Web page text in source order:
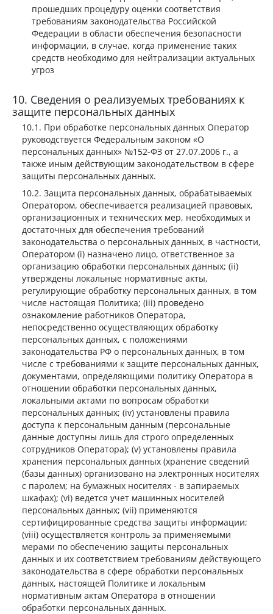
прошедших процедуру оценки соответствия
требованиям законодательства Российской
Федерации в области обеспечения безопасности
информации, в случае, когда применение таких
средств необходимо для нейтрализации актуальных
угроз
Сведения о реализуемых требованиях к
защите персональных данных
При обработке персональных данных Оператор
руководствуется Федеральным законом «О
персональных данных» №152-ФЗ от 27.07.2006 г., а
также иным действующим законодательством в сфере
защиты персональных данных.
Защита персональных данных, обрабатываемых
Оператором, обеспечивается реализацией правовых,
организационных и технических мер, необходимых и
достаточных для обеспечения требований
законодательства о персональных данных, в частности,
Оператором (i) назначено лицо, ответственное за
организацию обработки персональных данных; (ii)
утверждены локальные нормативные акты,
регулирующие обработку персональных данных, в том
числе настоящая Политика; (iii) проведено
ознакомление работников Оператора,
непосредственно осуществляющих обработку
персональных данных, с положениями
законодательства РФ о персональных данных, в том
числе с требованиями к защите персональных данных,
документами, определяющими политику Оператора в
отношении обработки персональных данных,
локальными актами по вопросам обработки
персональных данных; (iv) установлены правила
доступа к персональным данным (персональные
данные доступны лишь для строго определенных
сотрудников Оператора); (v) установлены правила
хранения персональных данных (хранение сведений
(базы данных) организовано на электронных носителях
с паролем; на бумажных носителях - в запираемых
шкафах); (vi) ведется учет машинных носителей
персональных данных; (vii) применяются
сертифицированные средства защиты информации;
(viii) осуществляется контроль за применяемыми
мерами по обеспечению защиты персональных
данных и их соответствием требованиям действующего
законодательства в сфере обработки персональных
данных, настоящей Политике и локальным
нормативным актам Оператора в отношении
обработки персональных данных.